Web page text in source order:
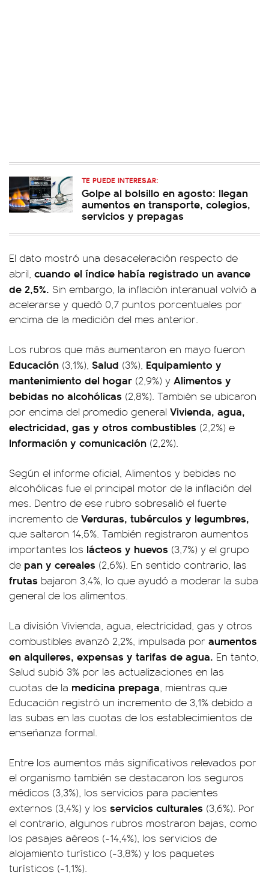
TE PUEDE INTERESAR:
Golpe al bolsillo en agosto: llegan
aumentos en transporte, colegios,
servicios y prepagas
El dato mostró una desaceleración respecto de
abril, cuando el índice había registrado un avance
de 2,5%. Sin embargo, la inflación interanual volvió a
acelerarse y quedó 0,7 puntos porcentuales por
encima de la medición del mes anterior.
Los rubros que más aumentaron en mayo fueron
Educación (3,1%), Salud (3%), Equipamiento y
mantenimiento del hogar (2,9%) y Alimentos y
bebidas no alcohólicas (2,8%). También se ubicaron
por encima del promedio general Vivienda, agua,
electricidad, gas y otros combustibles (2,2%) e
Información y comunicación (2,2%).
Según el informe oficial, Alimentos y bebidas no
alcohólicas fue el principal motor de la inflación del
mes. Dentro de ese rubro sobresalió el fuerte
incremento de Verduras, tubérculos y legumbres,
que saltaron 14,5%. También registraron aumentos
importantes los lácteos y huevos (3,7%) y el grupo
de pan y cereales (2,6%). En sentido contrario, las
frutas bajaron 3,4%, lo que ayudó a moderar la suba
general de los alimentos.
La división Vivienda, agua, electricidad, gas y otros
combustibles avanzó 2,2%, impulsada por aumentos
en alquileres, expensas y tarifas de agua. En tanto,
Salud subió 3% por las actualizaciones en las
cuotas de la medicina prepaga, mientras que
Educación registró un incremento de 3,1% debido a
las subas en las cuotas de los establecimientos de
enseñanza formal.
Entre los aumentos más significativos relevados por
el organismo también se destacaron los seguros
médicos (3,3%), los servicios para pacientes
externos (3,4%) y los servicios culturales (3,6%). Por
el contrario, algunos rubros mostraron bajas, como
los pasajes aéreos (-14,4%), los servicios de
alojamiento turístico (-3,8%) y los paquetes
turísticos (-1,1%).